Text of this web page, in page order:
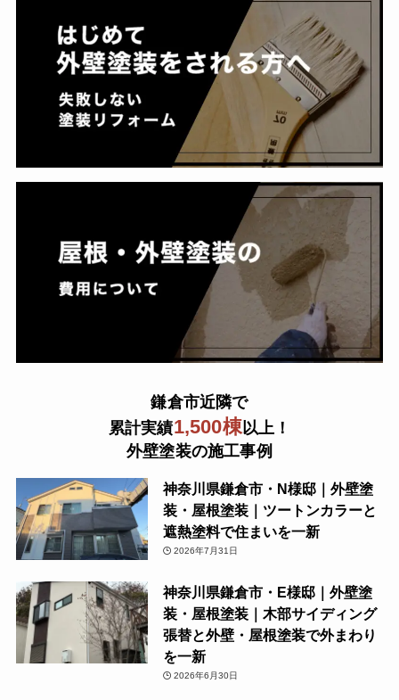
鎌倉市近隣で
累計実績1,500棟以上！
外壁塗装の施工事例
神奈川県鎌倉市・N様邸｜外壁塗
装・屋根塗装｜ツートンカラーと
遮熱塗料で住まいを一新
2026年7月31日
神奈川県鎌倉市・E様邸｜外壁塗
装・屋根塗装｜木部サイディング
張替と外壁・屋根塗装で外まわり
を一新
2026年6月30日